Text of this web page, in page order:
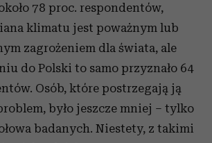
78 proc. respondentów,
klimatu jest poważnym lub
zagrożeniem dla świata, ale
do Polski to samo przyznało 64
Osób, które postrzegają ją
było jeszcze mniej – tylko
badanych. Niestety, z takimi